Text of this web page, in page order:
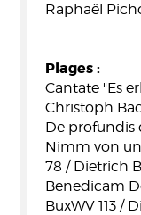
Raphaël
Plages :
Cantate "Es
Christoph
De profundis
Nimm von
78 / Dietrich
Benedicam
BuxWV 113 /